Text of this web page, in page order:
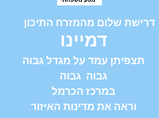
דרישת שלום מהמזרח התיכון
דמיינו
תצפיתן עמד על מגדל גבוה
גבוה גבוה
במרכז הכרמל
וראה את מדינות האיזור